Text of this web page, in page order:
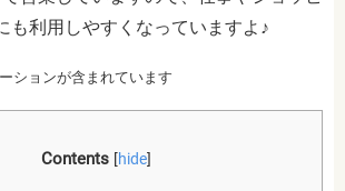
も利用しやすくなっていますよ♪
ションが含まれています
Contents [hide]